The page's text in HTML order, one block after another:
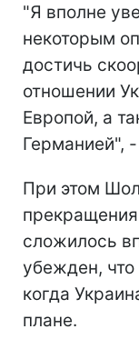
"Я вполне
некоторым
достичь
отношении
Европой, а
Германией",
При этом
сложилось
убежден, что
когда
плане.